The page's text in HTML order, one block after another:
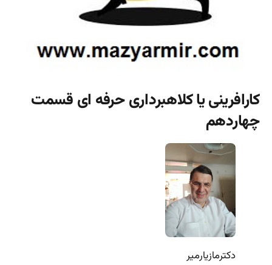
کارافرینی یا کلاهبرداری حرفه ای قسمت
چهاردهم
دکترمازیارمیر